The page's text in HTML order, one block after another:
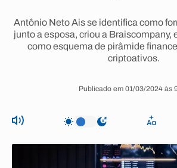
Antônio Neto Ais se identifica como
junto a esposa, criou a Braiscompany,
como esquema de pirâmide
criptoativos.
Publicado em 01/03/2024 às